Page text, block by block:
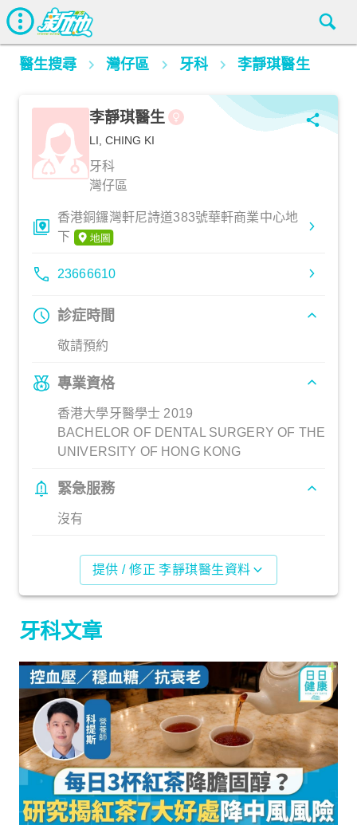
醫生搜尋 灣仔區 牙科 李靜琪醫生
李靜琪醫生
LI, CHING KI
牙科
灣仔區
香港銅鑼灣軒尼詩道383號華軒商業中心地
下
23666610
診症時間
敬請預約
專業資格
香港大學牙醫學士 2019
BACHELOR OF DENTAL SURGERY OF THE
UNIVERSITY OF HONG KONG
緊急服務
沒有
提供 / 修正 李靜琪醫生資料
牙科文章